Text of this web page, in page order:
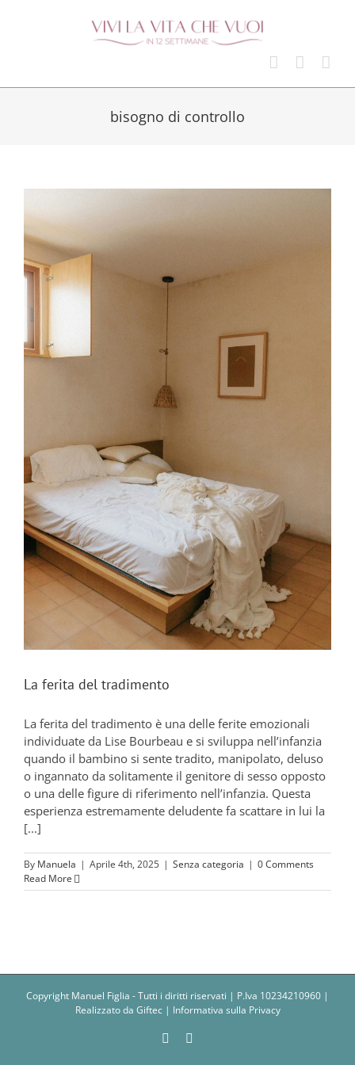
bisogno di controllo
La ferita del tradimento
La ferita del tradimento è una delle ferite emozionali
individuate da Lise Bourbeau e si sviluppa nell’infanzia
quando il bambino si sente tradito, manipolato, deluso
o ingannato da solitamente il genitore di sesso opposto
o una delle figure di riferimento nell’infanzia. Questa
esperienza estremamente deludente fa scattare in lui la
[...]
By Manuela | Aprile 4th, 2025 | Senza categoria | 0 Comments
Read More
Copyright Manuel Figlia - Tutti i diritti riservati | P.Iva 10234210960 |
Realizzato da Giftec| Informativa sulla Privacy
Facebook